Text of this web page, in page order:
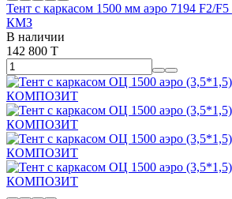
Тент с каркасом 1500 мм аэро 7194 F2/
КМЗ
В наличии
142 800 T